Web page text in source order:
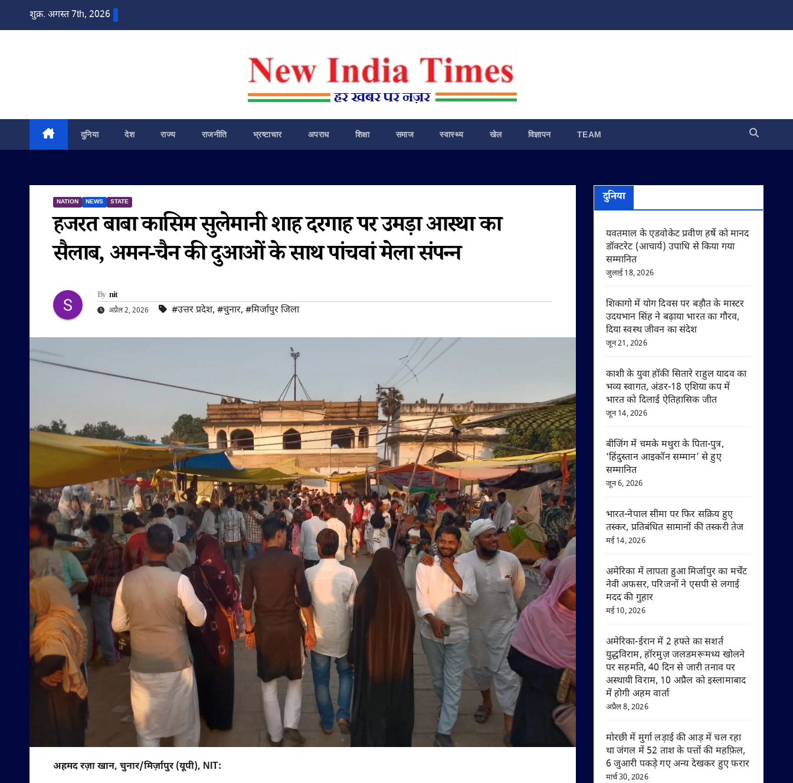
शुक्र. अगस्त 7th, 2026
दुनिया देश राज्य राजनीति भ्रष्टाचार अपराध शिक्षा समाज स्वास्थ्य खेल विज्ञापन TEAM
NATION NEWS STATE
हजरत बाबा कासिम सुलेमानी शाह दरगाह पर उमड़ा आस्था का
सैलाब, अमन-चैन की दुआओं के साथ पांचवां मेला संपन्न
By nit
अप्रैल 2, 2026 #उत्तर प्रदेश, #चुनार, #मिर्जापुर जिला
अहमद रज़ा खान, चुनार/मिर्ज़ापुर (यूपी), NIT:
दुनिया
यवतमाल के एडवोकेट प्रवीण हर्षे को मानद
डॉक्टरेट (आचार्य) उपाधि से किया गया
सम्मानित
जुलाई 18, 2026
शिकागो में योग दिवस पर बड़ौत के मास्टर
उदयभान सिंह ने बढ़ाया भारत का गौरव,
दिया स्वस्थ जीवन का संदेश
जून 21, 2026
काशी के युवा हॉकी सितारे राहुल यादव का
भव्य स्वागत, अंडर-18 एशिया कप में
भारत को दिलाई ऐतिहासिक जीत
जून 14, 2026
बीजिंग में चमके मथुरा के पिता-पुत्र,
‘हिंदुस्तान आइकॉन सम्मान’ से हुए
सम्मानित
जून 6, 2026
भारत-नेपाल सीमा पर फिर सक्रिय हुए
तस्कर, प्रतिबंधित सामानों की तस्करी तेज
मई 14, 2026
अमेरिका में लापता हुआ मिर्जापुर का मर्चेंट
नेवी अफसर, परिजनों ने एसपी से लगाई
मदद की गुहार
मई 10, 2026
अमेरिका-ईरान में 2 हफ्ते का सशर्त
युद्धविराम, हॉरमुज़ जलडमरूमध्य खोलने
पर सहमति, 40 दिन से जारी तनाव पर
अस्थायी विराम, 10 अप्रैल को इस्लामाबाद
में होगी अहम वार्ता
अप्रैल 8, 2026
मोरछी में मुर्गा लड़ाई की आड़ में चल रहा
था जंगल में 52 ताश के पत्तों की महफ़िल,
6 जुआरी पकड़े गए अन्य देखकर हुए फरार
मार्च 30, 2026